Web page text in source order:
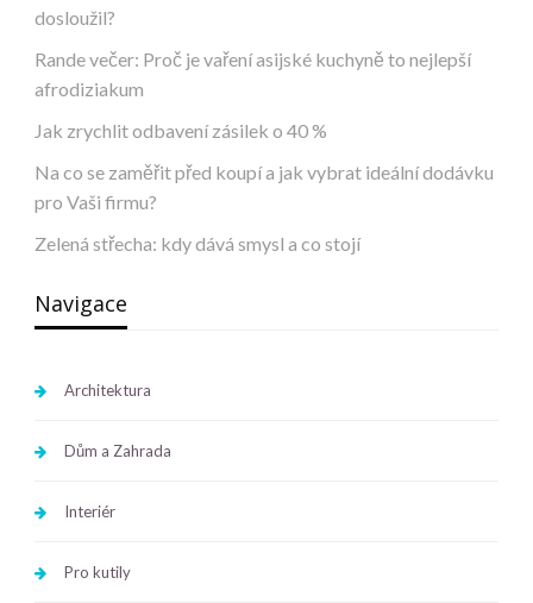
dosloužil?
Rande večer: Proč je vaření asijské kuchyně to nejlepší
afrodiziakum
Jak zrychlit odbavení zásilek o 40 %
Na co se zaměřit před koupí a jak vybrat ideální dodávku
pro Vaši firmu?
Zelená střecha: kdy dává smysl a co stojí
Navigace
Architektura
Dům a Zahrada
Interiér
Pro kutily